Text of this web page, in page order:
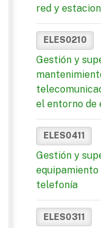
red y
ELES0210
Gestión y
el entorno de
ELES0411
Gestión y
equipamiento
telefonía
ELES0311